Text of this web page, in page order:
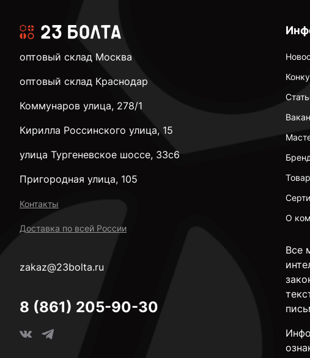
О
Все
оптовый склад Москва
оптовый склад Краснодар
Коммунаров улица, 278/1
Кирилла Россинского улица, 15
улица Тургеневское шоссе, 33с6
Пригородная улица, 105
Контакты
Доставка по всей России
zakaz@23bolta.ru
8 (861) 205-90-30